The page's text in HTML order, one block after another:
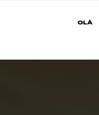
OLÁ